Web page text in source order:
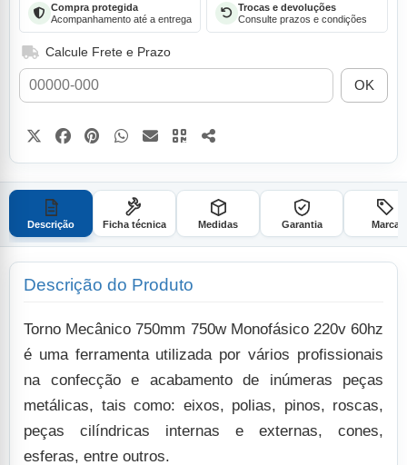
Compra protegida
Acompanhamento até a entrega
Trocas e devoluções
Consulte prazos e condições
Calcule Frete e Prazo
OK
Descrição Ficha técnica Medidas Garantia Marca
Descrição do Produto
Torno Mecânico 750mm 750w Monofásico 220v 60hz
é uma ferramenta utilizada por vários profissionais
na confecção e acabamento de inúmeras peças
metálicas, tais como: eixos, polias, pinos, roscas,
peças cilíndricas internas e externas, cones,
esferas, entre outros.